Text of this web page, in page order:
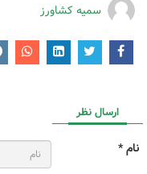
سمیه کشاورز
ارسال نظر
نام *